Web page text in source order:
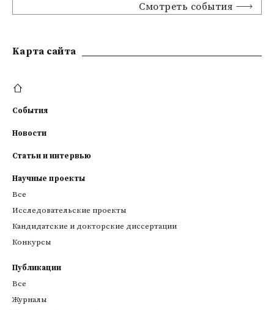
Смотреть события
Kарта сайта
События
Новости
Статьи и интервью
Научные проекты
Все
Исследовательские проекты
Кандидатские и докторские диссертации
Конкурсы
Публикации
Все
Журналы